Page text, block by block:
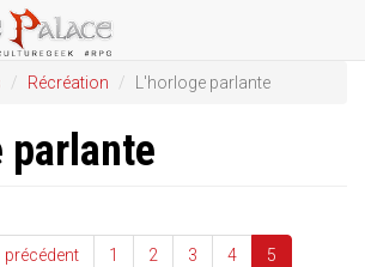
Récréation L'horloge parlante
parlante
précédent 1 2 3 4 5